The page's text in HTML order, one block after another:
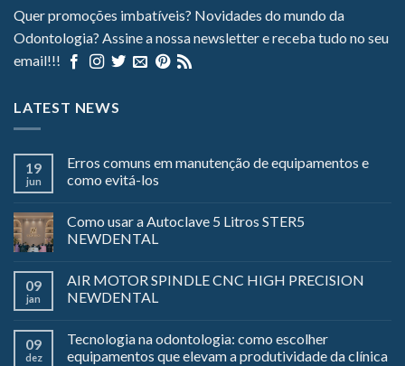
Quer promoções imbatíveis? Novidades do mundo da
Odontologia? Assine a nossa newsletter e receba tudo no seu
email!!!
LATEST NEWS
19
jun
Erros comuns em manutenção de equipamentos e
como evitá-los
Como usar a Autoclave 5 Litros STER5
NEWDENTAL
09
jan
AIR MOTOR SPINDLE CNC HIGH PRECISION
NEWDENTAL
09
dez
Tecnologia na odontologia: como escolher
equipamentos que elevam a produtividade da clínica